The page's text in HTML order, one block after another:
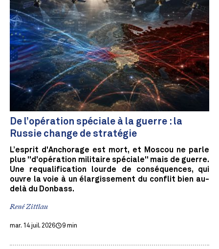
De l’opération spéciale à la guerre : la
Russie change de stratégie
L’esprit d'Anchorage est mort, et Moscou ne parle
plus "d'opération militaire spéciale" mais de guerre.
Une requalification lourde de conséquences, qui
ouvre la voie à un élargissement du conflit bien au-
delà du Donbass.
René Zittlau
mar. 14 juil. 2026 9 min